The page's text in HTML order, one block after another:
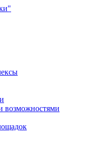
возможностями